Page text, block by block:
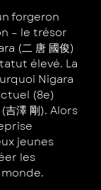
forgeron
– le trésor
(二 唐 國俊)
élevé. La
Nigara
(8e)
澤 剛). Alors
jeunes
les